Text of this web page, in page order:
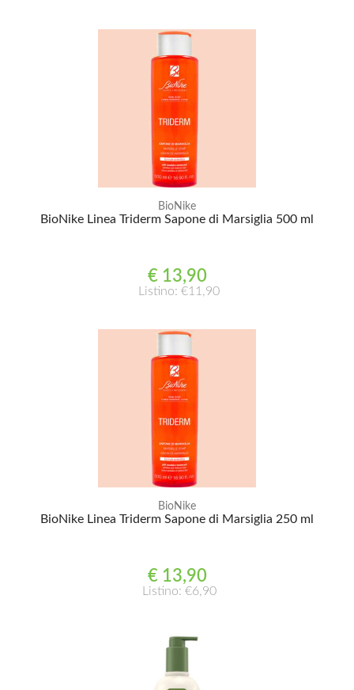
BioNike
BioNike Linea Triderm Sapone di Marsiglia 500 ml
€ 13,90
Listino: €11,90
BioNike
BioNike Linea Triderm Sapone di Marsiglia 250 ml
€ 13,90
Listino: €6,90